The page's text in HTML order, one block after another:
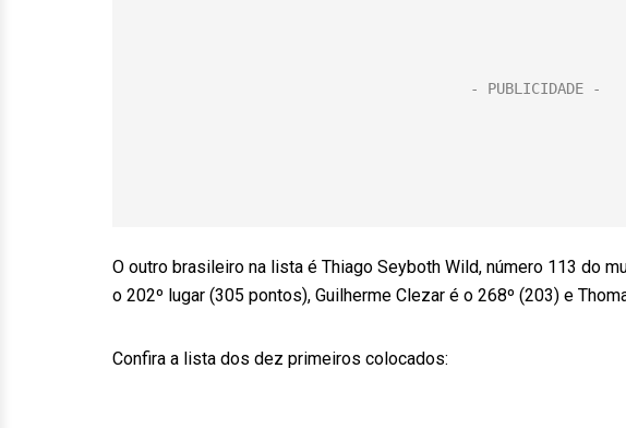
O outro brasileiro na lista é Thiago Seyboth Wild, número 113 do
o 202º lugar (305 pontos), Guilherme Clezar é o 268º (203) e
Confira a lista dos dez primeiros colocados: